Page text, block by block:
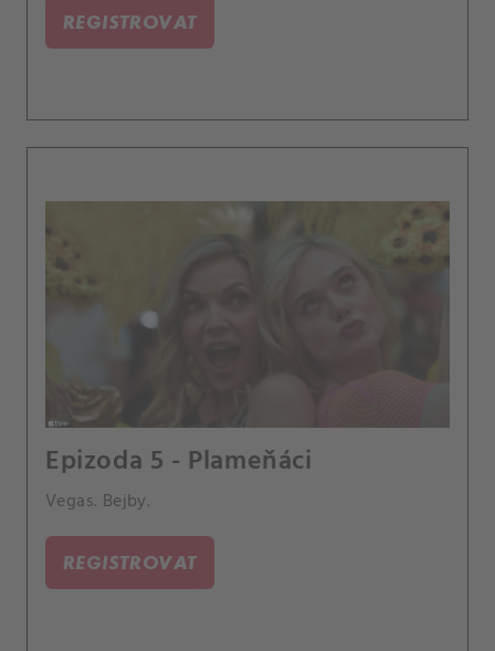
REGISTROVAT
Epizoda 5 - Plameňáci
Vegas. Bejby.
REGISTROVAT